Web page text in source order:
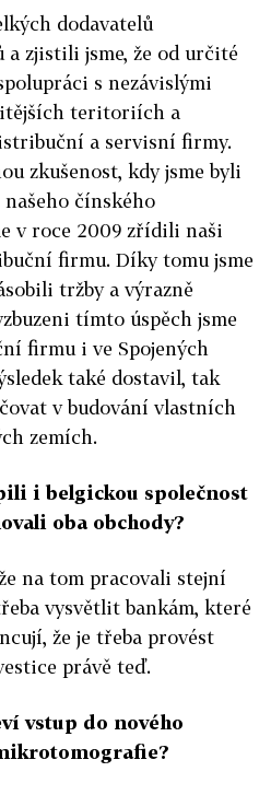
dodavatelů
zjistili jsme, že od určité
s nezávislými
teritoriích a
a servisní firmy.
zkušenost, kdy jsme byli
čínského
v roce 2009 zřídili naši
firmu. Díky tomu jsme
tržby a výrazně
tímto úspěch jsme
firmu i ve Spojených
také dostavil, tak
v budování vlastních
zemích.
i belgickou společnost
oba obchody?
na tom pracovali stejní
vysvětlit bankám, které
že je třeba provést
právě teď.
vstup do nového